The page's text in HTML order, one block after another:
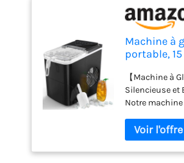
Machine à
portable,
compact
machine à
machine à
rapide en 6
machine à
la maison,
【Machine à
Silencieuse et
Notre
compresseur
moderne, qui
fabrication de